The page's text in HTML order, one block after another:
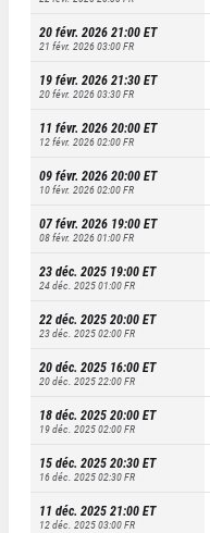
20 févr. 2026 21:00ET
21 févr. 2026 03:00FR
19 févr. 2026 21:30ET
20 févr. 2026 03:30FR
11 févr. 2026 20:00ET
12 févr. 2026 02:00FR
09 févr. 2026 20:00ET
10 févr. 2026 02:00FR
07 févr. 2026 19:00ET
08 févr. 2026 01:00FR
23 déc. 2025 19:00ET
24 déc. 2025 01:00FR
22 déc. 2025 20:00ET
23 déc. 2025 02:00FR
20 déc. 2025 16:00ET
20 déc. 2025 22:00FR
18 déc. 2025 20:00ET
19 déc. 2025 02:00FR
15 déc. 2025 20:30ET
16 déc. 2025 02:30FR
11 déc. 2025 21:00ET
12 déc. 2025 03:00FR